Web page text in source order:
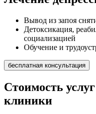
Вывод из запоя
Детоксикация,
социализацией
Обучение и
бесплатная консультация
Стоимость
клиники